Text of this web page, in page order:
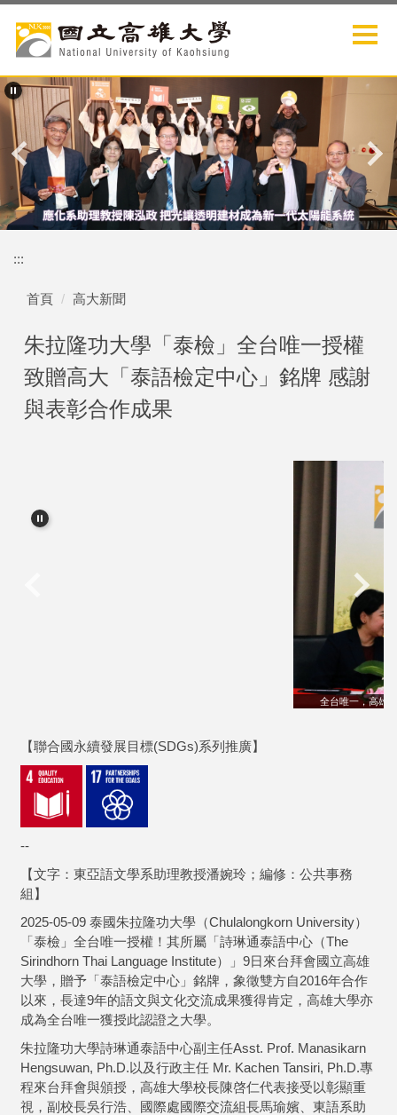
到
主
內
容
區
:::
首頁 高大新聞
朱拉隆功大學「泰檢」全台唯一授權
致贈高大「泰語檢定中心」銘牌 感謝
與表彰合作成果
全台唯一，高雄大學獲得泰國朱拉隆功大學致贈「泰語檢定中心」銘牌001
【聯合國永續發展目標(SDGs)系列推廣】
--
【文字：東亞語文學系助理教授潘婉玲；編修：公共事務
組】
2025-05-09 泰國朱拉隆功大學（Chulalongkorn University）
「泰檢」全台唯一授權！其所屬「詩琳通泰語中心（The
Sirindhorn Thai Language Institute）」9日來台拜會國立高雄
大學，贈予「泰語檢定中心」銘牌，象徵雙方自2016年合作
以來，長達9年的語文與文化交流成果獲得肯定，高雄大學亦
成為全台唯一獲授此認證之大學。
朱拉隆功大學詩琳通泰語中心副主任Asst. Prof. Manasikarn
Hengsuwan, Ph.D.以及行政主任 Mr. Kachen Tansiri, Ph.D.專
程來台拜會與頒授，高雄大學校長陳啓仁代表接受以彰顯重
視，副校長吳行浩、國際處國際交流組長馬瑜嬪、東語系助